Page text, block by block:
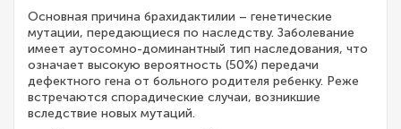
Основная причина брахидактилии – генетические
мутации, передающиеся по наследству. Заболевание
имеет аутосомно-доминантный тип наследования, что
означает высокую вероятность (50%) передачи
дефектного гена от больного родителя ребенку. Реже
встречаются спорадические случаи, возникшие
вследствие новых мутаций.